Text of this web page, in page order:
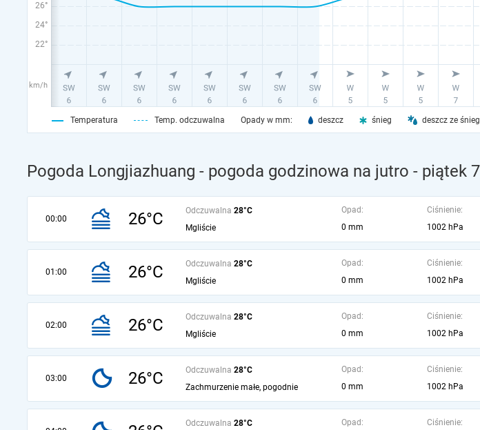
26°
24°
22°
km/h
Temperatura Temp. odczuwalna Opady w mm: deszcz śnieg deszcz ze
Pogoda Longjiazhuang - pogoda godzinowa na jutro - piątek
00:00 26°C Odczuwalna 28°C
Mgliście
Opad:
0 mm
Ciśnienie:
1002 hPa
01:00 26°C Odczuwalna 28°C
Mgliście
Opad:
0 mm
Ciśnienie:
1002 hPa
02:00 26°C Odczuwalna 28°C
Mgliście
Opad:
0 mm
Ciśnienie:
1002 hPa
03:00 26°C Odczuwalna 28°C
Zachmurzenie małe, pogodnie
Opad:
0 mm
Ciśnienie:
1002 hPa
Odczuwalna 28°C
Opad:
Ciśnienie: